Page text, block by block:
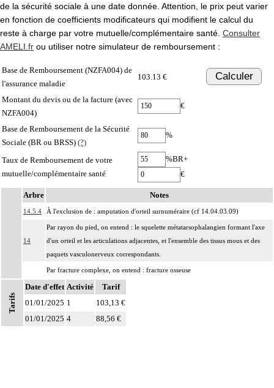
de la sécurité sociale à une date donnée. Attention, le prix peut varier
en fonction de coefficients modificateurs qui modifient le calcul du
reste à charge par votre mutuelle/complémentaire santé. Consulter
AMELI.fr ou utiliser notre simulateur de remboursement :
Base de Remboursement (NZFA004) de
l'assurance maladie
103.13 € Calculer
Montant du devis ou de la facture (avec
NZFA004)
€
Base de Remboursement de la Sécurité
Sociale (BR ou BRSS) (?)
%
Taux de Remboursement de votre
mutuelle/complémentaire santé
%BR+
€
Arbre Notes
14.5.4 À l'exclusion de : amputation d'orteil surnuméraire (cf 14.04.03.09)
14
Par rayon du pied, on entend : le squelette métatarsophalangien formant l'axe
d'un orteil et les articulations adjacentes, et l'ensemble des tissus mous et des
paquets vasculonerveux correspondants.
14
Par fracture complexe, on entend : fracture osseuse
- comportant au moins 3 fragments principaux,
- incoercible après réduction,
Tarifs
Date d'effet Activité
Tarif
01/01/2025 1
103,13 €
01/01/2025 4 88,56 €